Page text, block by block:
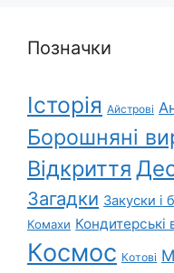
Позначки
Історія Айстрові
Борошняні
Відкриття
Загадки Закуски і
Комахи Кондитерські
Космос Котові